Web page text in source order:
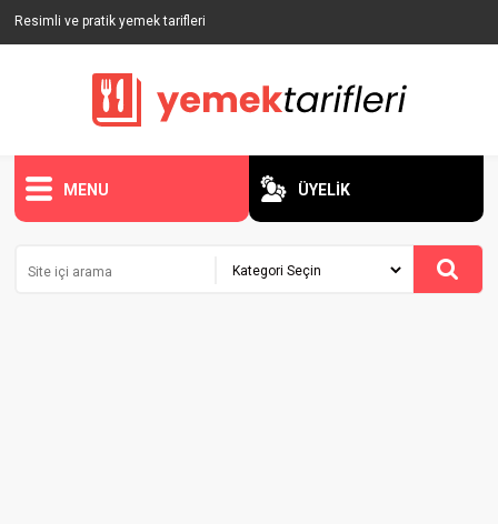
Resimli ve pratik yemek tarifleri
MENU ÜYELİK